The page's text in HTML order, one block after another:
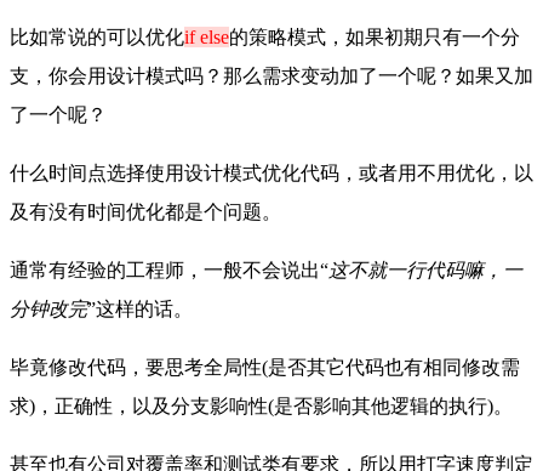
比如常说的可以优化if else的策略模式，如果初期只有一个分
支，你会用设计模式吗？那么需求变动加了一个呢？如果又加
了一个呢？
什么时间点选择使用设计模式优化代码，或者用不用优化，以
及有没有时间优化都是个问题。
通常有经验的工程师，一般不会说出“这不就一行代码嘛，一
分钟改完”这样的话。
毕竟修改代码，要思考全局性(是否其它代码也有相同修改需
求)， 正确性，以及分支影响性(是否影响其他逻辑的执行)。
甚至也有公司对覆盖率和测试类有要求，所以用打字速度判定